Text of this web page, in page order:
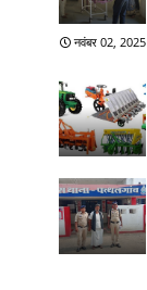
नवंबर 02, 2025